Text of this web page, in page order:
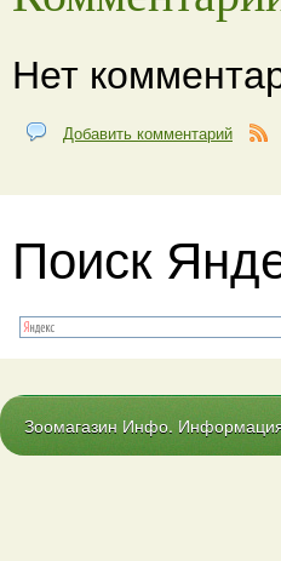
Нет
Добавить комментарий
Поиск
Зоомагазин Инфо.